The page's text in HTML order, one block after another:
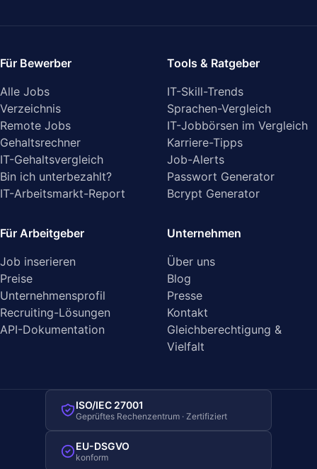
Für Bewerber
Alle Jobs
Verzeichnis
Remote Jobs
Gehaltsrechner
IT-Gehaltsvergleich
Bin ich unterbezahlt?
IT-Arbeitsmarkt-Report
Tools & Ratgeber
IT-Skill-Trends
Sprachen-Vergleich
IT-Jobbörsen im Vergleich
Karriere-Tipps
Job-Alerts
Passwort Generator
Bcrypt Generator
Für Arbeitgeber
Job inserieren
Preise
Unternehmensprofil
Recruiting-Lösungen
API-Dokumentation
Unternehmen
Über uns
Blog
Presse
Kontakt
Gleichberechtigung &
Vielfalt
ISO/IEC 27001
Geprüftes Rechenzentrum · Zertifiziert
EU-DSGVO
konform